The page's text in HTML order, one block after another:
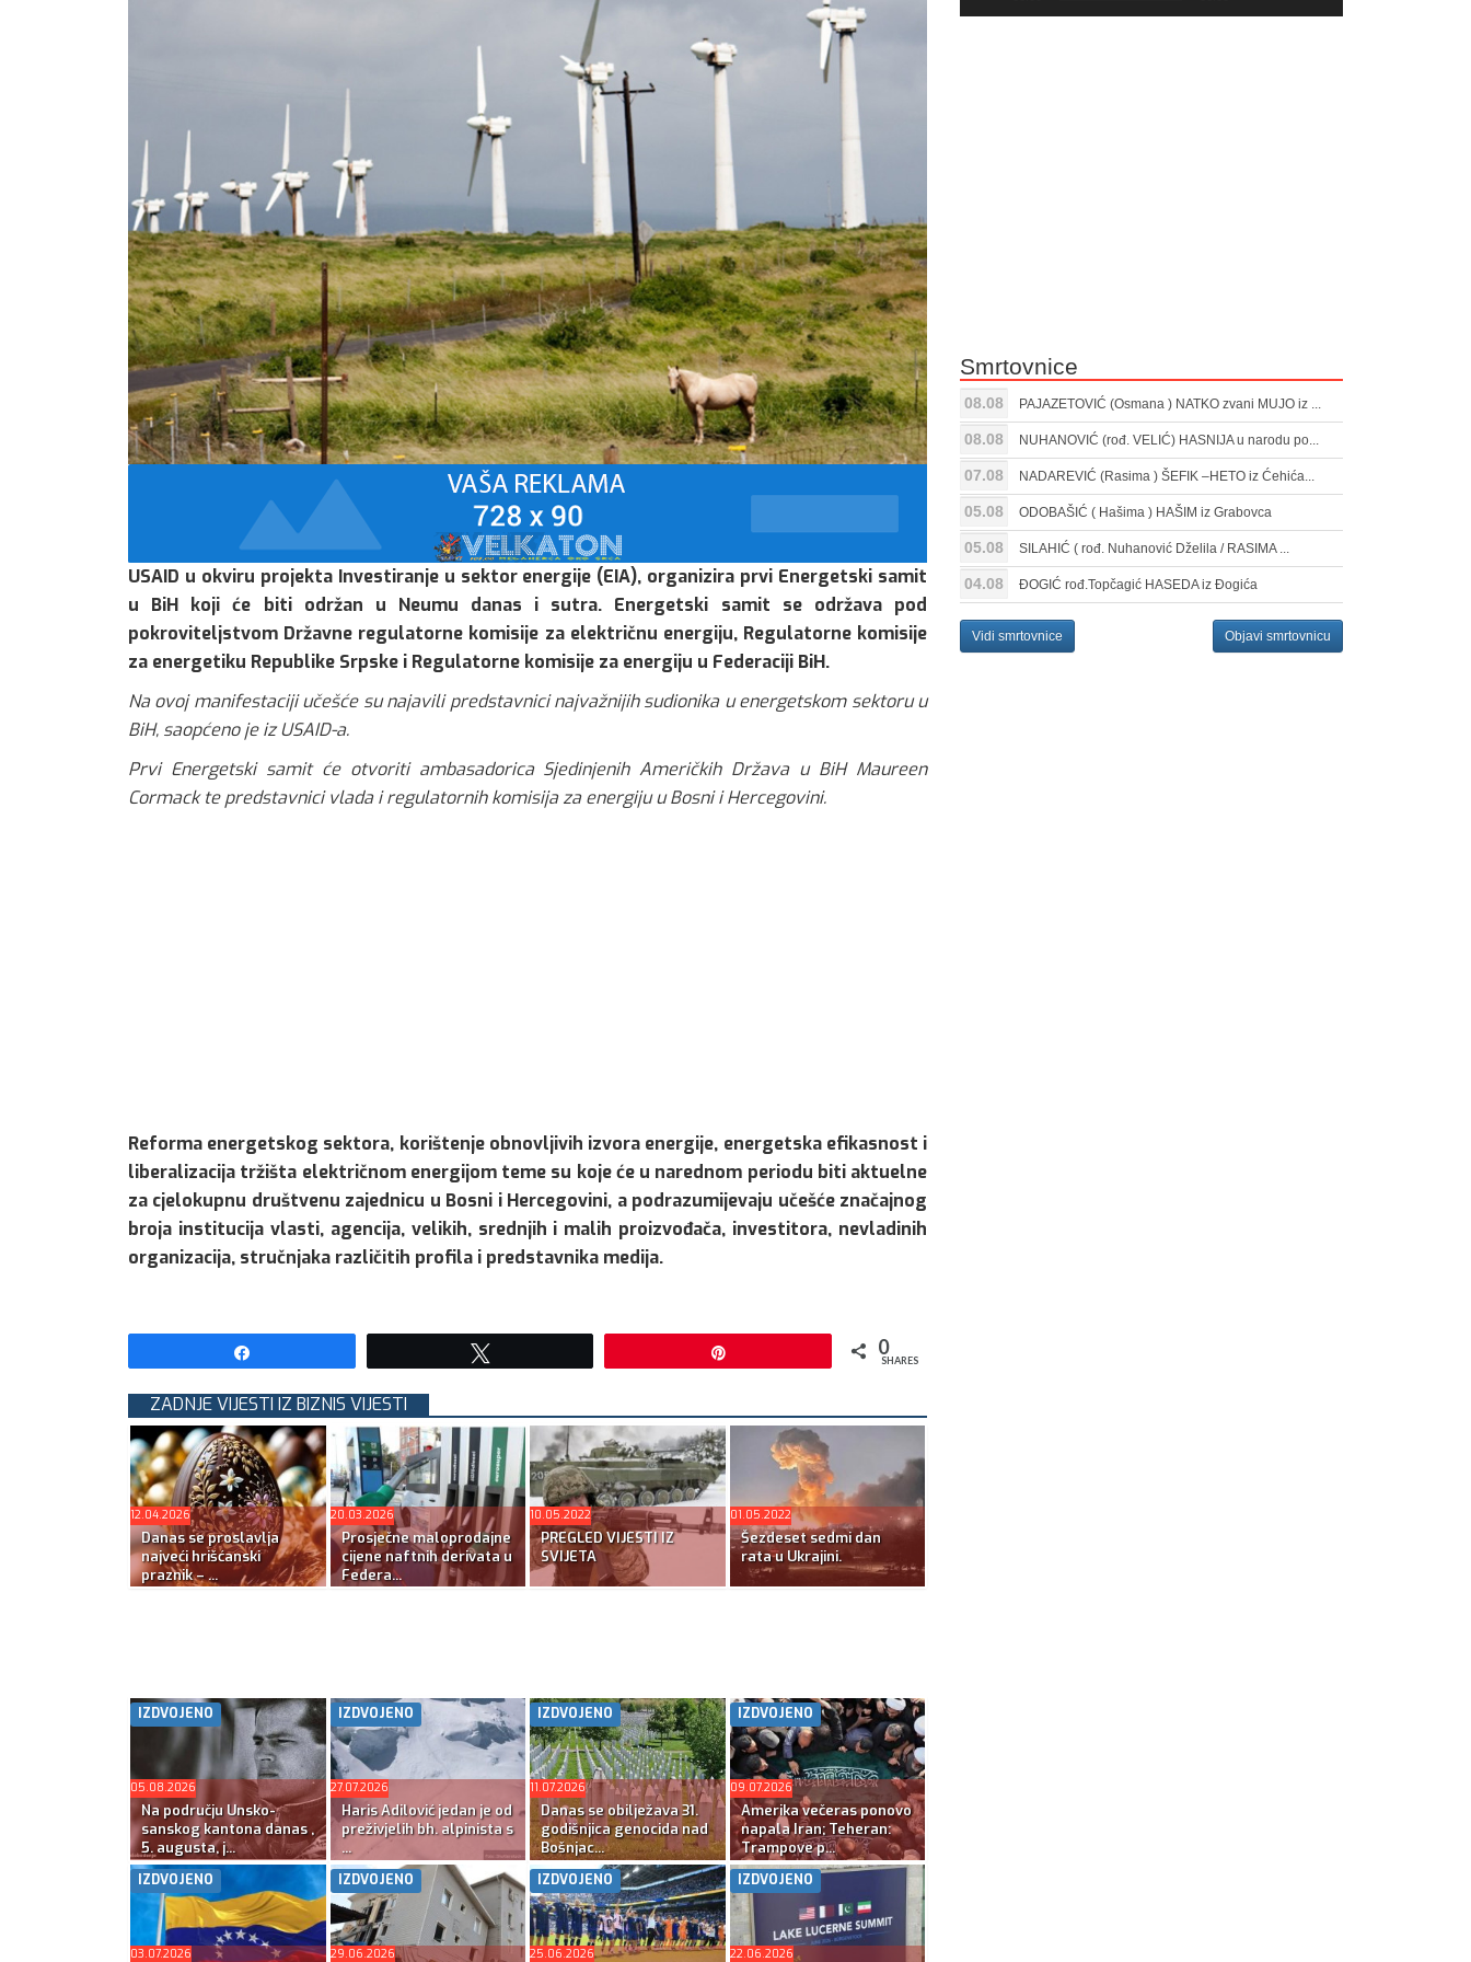
USAID u okviru projekta Investiranje u sektor energije (EIA), organizira prvi Energetski samit
u BiH koji će biti održan u Neumu danas i sutra. Energetski samit se održava pod
pokroviteljstvom Državne regulatorne komisije za električnu energiju, Regulatorne komisije
za energetiku Republike Srpske i Regulatorne komisije za energiju u Federaciji BiH.
Na ovoj manifestaciji učešće su najavili predstavnici najvažnijih sudionika u energetskom sektoru u
BiH, saopćeno je iz USAID-a.
Prvi Energetski samit će otvoriti ambasadorica Sjedinjenih Američkih Država u BiH Maureen
Cormack te predstavnici vlada i regulatornih komisija za energiju u Bosni i Hercegovini.
Reforma energetskog sektora, korištenje obnovljivih izvora energije, energetska efikasnost i
liberalizacija tržišta električnom energijom teme su koje će u narednom periodu biti aktuelne
za cjelokupnu društvenu zajednicu u Bosni i Hercegovini, a podrazumijevaju učešće značajnog
broja institucija vlasti, agencija, velikih, srednjih i malih proizvođača, investitora, nevladinih
organizacija, stručnjaka različitih profila i predstavnika medija.
0
SHARES
ZADNJE VIJESTI IZ BIZNIS VIJESTI
12.04.2026
Danas se proslavlja
najveći hrišćanski
praznik – ...
20.03.2026
Prosječne maloprodajne
cijene naftnih derivata u
Federa...
10.05.2022
PREGLED VIJESTI IZ
SVIJETA
01.05.2022
Šezdeset sedmi dan
rata u Ukrajini.
IZDVOJENO
05.08.2026
Na području Unsko-
sanskog kantona danas ,
5. augusta, j...
IZDVOJENO
27.07.2026
Haris Adilović jedan je od
preživjelih bh. alpinista s
...
IZDVOJENO
11.07.2026
Danas se obilježava 31.
godišnjica genocida nad
Bošnjac...
IZDVOJENO
09.07.2026
Amerika večeras ponovo
napala Iran; Teheran:
Trampove p...
IZDVOJENO
03.07.2026
IZDVOJENO
29.06.2026
IZDVOJENO
25.06.2026
IZDVOJENO
22.06.2026
Gore/Dole
Smrtovnice
08.08 PAJAZETOVIĆ (Osmana ) NATKO zvani MUJO iz ...
08.08 NUHANOVIĆ (rođ. VELIĆ) HASNIJA u narodu po...
07.08 NADAREVIĆ (Rasima ) ŠEFIK –HETO iz Ćehića...
05.08 ODOBAŠIĆ ( Hašima ) HAŠIM iz Grabovca
05.08 SILAHIĆ ( rođ. Nuhanović Dželila / RASIMA ...
04.08 ĐOGIĆ rođ.Topčagić HASEDA iz Đogića
Vidi smrtovnice Objavi smrtovnicu